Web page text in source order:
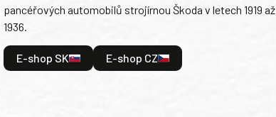
pancéřových automobilů strojírnou Škoda v letech 1919 až
1936.
E-shop SK E-shop CZ